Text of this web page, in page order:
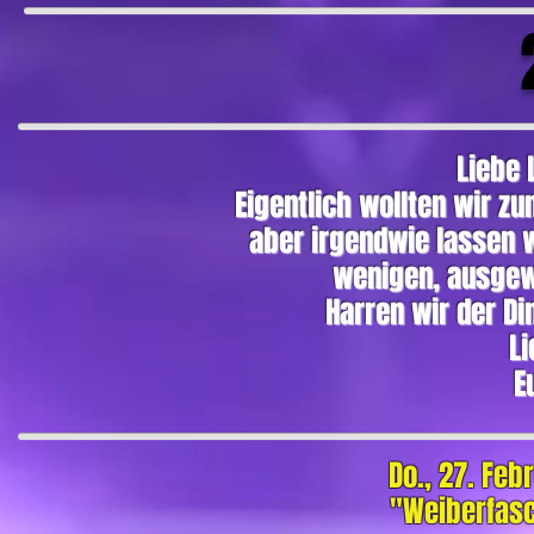
Liebe
Eigentlich wollten wir
aber irgendwie lassen
wenigen,
Harren wir der
Do., 27.